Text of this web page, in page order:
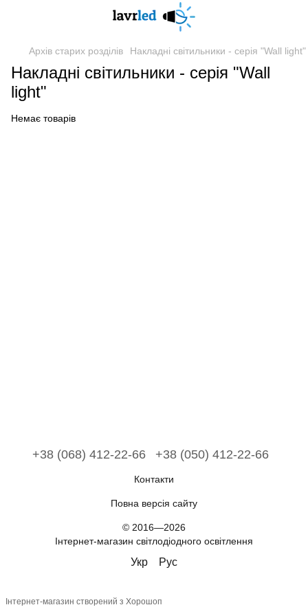
Архів старих розділів Накладні світильники - серія "Wall light"
Накладні світильники - серія "Wall
light"
Немає товарів
+38 (068) 412-22-66 +38 (050) 412-22-66
Контакти
Повна версія сайту
© 2016—2026
Інтернет-магазин світлодіодного освітлення
Укр Рус
Інтернет-магазин створений з Хорошоп